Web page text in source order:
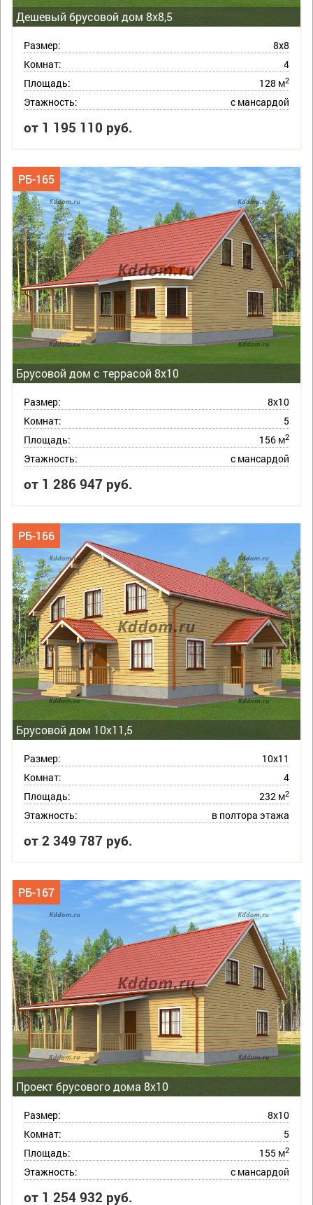
Дешевый брусовой дом 8х8,5
Размер:
8х8
Комнат:
4
Площадь:
128 м2
Этажность: с мансардой
от 1 195 110 руб.
Брусовой дом с террасой 8х10
РБ-165
Размер:
8х10
Комнат:
5
Площадь:
156 м2
Этажность: с мансардой
от 1 286 947 руб.
Брусовой дом 10х11,5
РБ-166
Размер:
10х11
Комнат:
4
Площадь:
232 м2
Этажность: в полтора этажа
от 2 349 787 руб.
Проект брусового дома 8х10
РБ-167
Размер:
8х10
Комнат:
5
Площадь:
155 м2
Этажность: с мансардой
от 1 254 932 руб.